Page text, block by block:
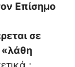
Επίσημο
σε
«λάθη